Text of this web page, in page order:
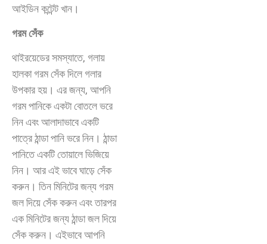
আইডিন কন্টেন্ট খান।
গরম সেঁক
থাইরয়েডের সমস্যাতে, গলায়
হালকা গরম সেঁক দিলে গলার
উপকার হয়। এর জন্য, আপনি
গরম পানিকে একটা বোতলে ভরে
নিন এবং আলাদাভাবে একটি
পাত্রে ঠান্ডা পানি ভরে নিন। ঠান্ডা
পানিতে একটি তোয়ালে ভিজিয়ে
নিন। আর এই ভাবে ঘাড়ে সেঁক
করুন। তিন মিনিটের জন্য গরম
জল দিয়ে সেঁক করুন এবং তারপর
এক মিনিটের জন্য ঠান্ডা জল দিয়ে
সেঁক করুন। এইভাবে আপনি